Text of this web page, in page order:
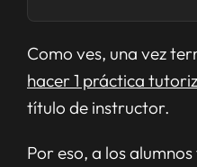
Como ves, una vez
hacer 1 práctica
título de instructor.
Por eso, a los